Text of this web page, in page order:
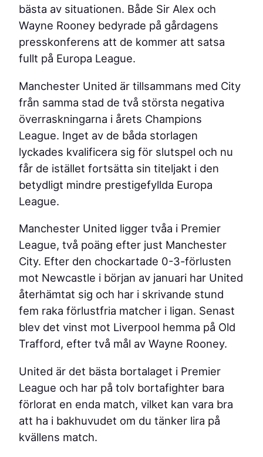
bästa av situationen. Både Sir Alex och
Wayne Rooney bedyrade på gårdagens
presskonferens att de kommer att satsa
fullt på Europa League.
Manchester United är tillsammans med City
från samma stad de två största negativa
överraskningarna i årets Champions
League. Inget av de båda storlagen
lyckades kvalificera sig för slutspel och nu
får de istället fortsätta sin titeljakt i den
betydligt mindre prestigefyllda Europa
League.
Manchester United ligger tvåa i Premier
League, två poäng efter just Manchester
City. Efter den chockartade 0-3-förlusten
mot Newcastle i början av januari har United
återhämtat sig och har i skrivande stund
fem raka förlustfria matcher i ligan. Senast
blev det vinst mot Liverpool hemma på Old
Trafford, efter två mål av Wayne Rooney.
United är det bästa bortalaget i Premier
League och har på tolv bortafighter bara
förlorat en enda match, vilket kan vara bra
att ha i bakhuvudet om du tänker lira på
kvällens match.